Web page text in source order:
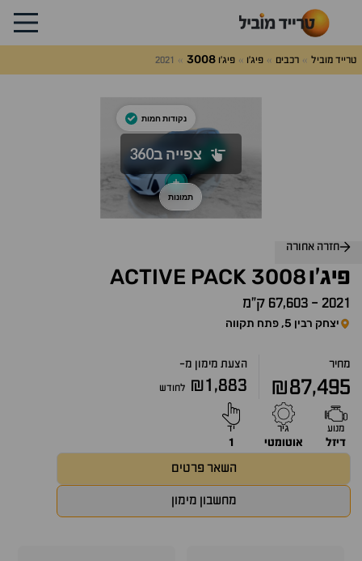
טרייד מוביל רכבים פיג'ו פיג'ו3008
2021
חזרה אחורה
פיג'ו3008
ACTIVE PACK
2021
- 67,603 ק״מ
יצחק רבין 5, פתח תקווה
מחיר
₪87,495
הצעת מימון מ-
₪1,883 לחודש
מנוע
דיזל
גיר
אוטומטי
יד
1
השאר פרטים
מחשבון מימון